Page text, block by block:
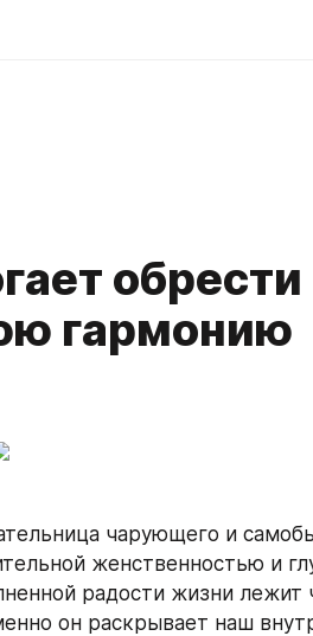
обрести
гармонию
чарующего и
женственностью и
радости жизни лежит
он раскрывает наш